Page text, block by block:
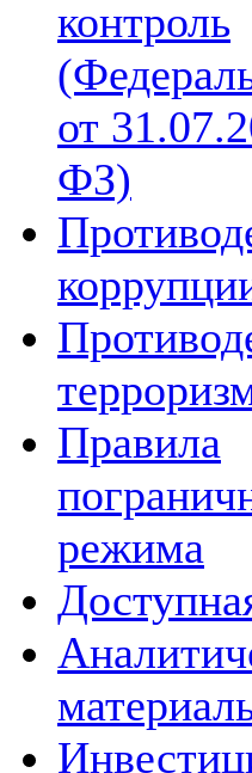
контроль
от
ФЗ)
Правила
режима